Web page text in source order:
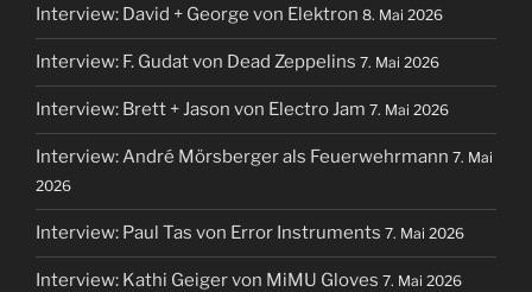
Interview: David + George von Elektron 8. Mai 2026
Interview: F. Gudat von Dead Zeppelins 7. Mai 2026
Interview: Brett + Jason von Electro Jam 7. Mai 2026
Interview: André Mörsberger als Feuerwehrmann 7. Mai
2026
Interview: Paul Tas von Error Instruments 7. Mai 2026
Interview: Kathi Geiger von MiMU Gloves 7. Mai 2026